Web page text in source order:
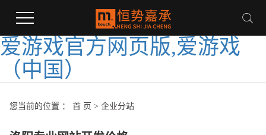
爱游戏官方网页版,爱游戏
（中国）
您当前的位置 ： 首 页 > 企业分站